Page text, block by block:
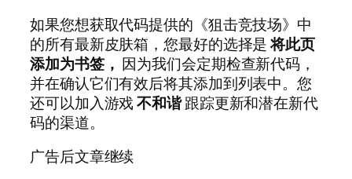
如果您想获取代码提供的《狙击竞技场》中
的所有最新皮肤箱，您最好的选择是将此页
添加为书签， 因为我们会定期检查新代码，
并在确认它们有效后将其添加到列表中。您
还可以加入游戏不和谐跟踪更新和潜在新代
码的渠道。
广告后文章继续